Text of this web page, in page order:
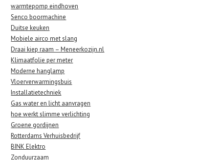
warmtepomp eindhoven
Senco boormachine
Duitse keuken
Mobiele airco met slang
Draai kiep raam – Meneerkozijn.nl
Klimaatfolie per meter
Moderne hanglamp
Vloerverwarmingsbuis
Installatietechniek
Gas water en licht aanvragen
hoe werkt slimme verlichting
Groene gordijnen
Rotterdams Verhuisbedrijf
BINK Elektro
Zonduurzaam